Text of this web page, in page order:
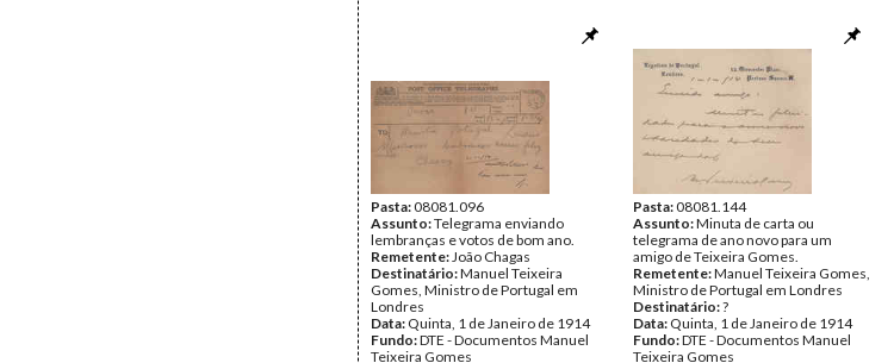
Pasta:08081.096
Assunto:Telegrama enviando
lembranças e votos de bom ano.
Remetente:João Chagas
Destinatário:Manuel Teixeira
Gomes, Ministro de Portugal em
Londres
Data: Quinta, 1 de Janeiro de 1914
Fundo:DTE - Documentos Manuel
Teixeira Gomes
Pasta:08081.144
Assunto:Minuta de carta ou
telegrama de ano novo para um
amigo de Teixeira Gomes.
Remetente:Manuel Teixeira Gomes,
Ministro de Portugal em Londres
Destinatário:?
Data: Quinta, 1 de Janeiro de 1914
Fundo:DTE - Documentos Manuel
Teixeira Gomes